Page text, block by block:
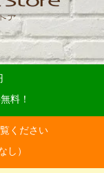
料！
ください
し）